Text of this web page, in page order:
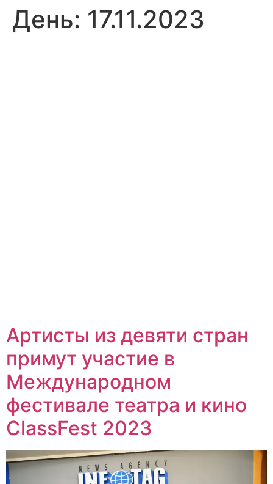
День: 17.11.2023
Артисты из девяти стран
примут участие в
Международном
фестивале театра и кино
ClassFest 2023